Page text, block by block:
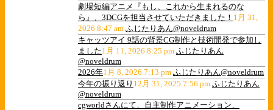
劇場短編アニメ『もし、これから生まれるのな
ら』、3DCGを担当させていただきました！ 1月 31,
2026 8:47 am ふじたりあん@noveldrum
キャッツアイ 9話の背景CG制作と技術開発で参加し
ました1月 11, 2026 8:25 pm ふじたりあん
@noveldrum
2026年1月 8, 2026 7:13 pm ふじたりあん@noveldrum
今年の振り返り 12月 31, 2025 7:56 pm ふじたりあん
@noveldrum
cgworldさんにて、自主制作アニメーション、